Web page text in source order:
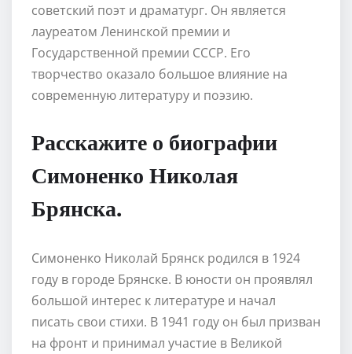
советский поэт и драматург. Он является
лауреатом Ленинской премии и
Государственной премии СССР. Его
творчество оказало большое влияние на
современную литературу и поэзию.
Расскажите о биографии
Симоненко Николая
Брянска.
Симоненко Николай Брянск родился в 1924
году в городе Брянске. В юности он проявлял
большой интерес к литературе и начал
писать свои стихи. В 1941 году он был призван
на фронт и принимал участие в Великой